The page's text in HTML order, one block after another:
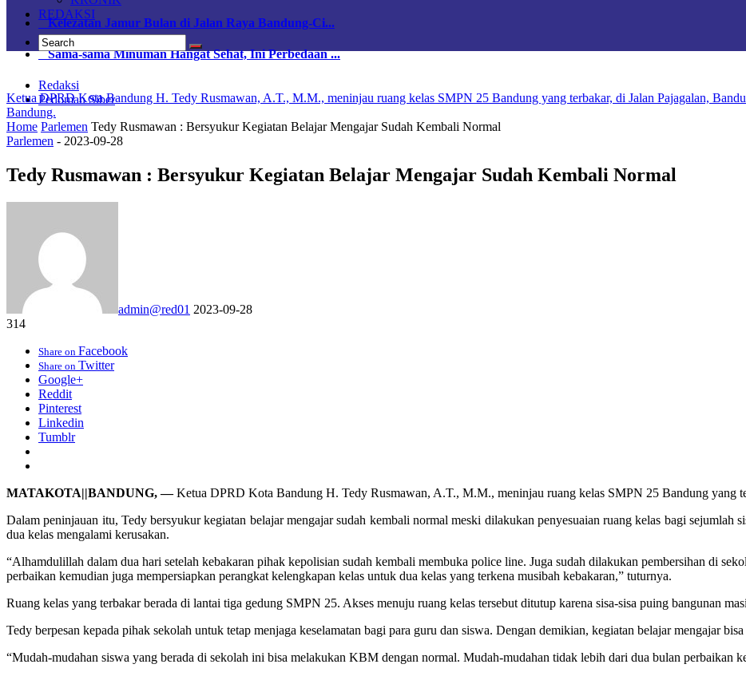
Kelezatan Jamur Bulan di Jalan Raya Bandung-Ci...
Sama-sama Minuman Hangat Sehat, Ini Perbedaan ...
Redaksi
Pedoman Siber
REDAKSI
Ketua DPRD Kota Bandung H. Tedy Rusmawan, A.T., M.M., meninjau ruang kelas SMPN 25 Bandung yang terbakar, di Jalan Pajagalan,
Bandung.
Home Parlemen Tedy Rusmawan : Bersyukur Kegiatan Belajar Mengajar Sudah Kembali Normal
Parlemen - 2023-09-28
Tedy Rusmawan : Bersyukur Kegiatan Belajar Mengajar Sudah Kembali Normal
admin@red01 2023-09-28
314
Share on Facebook
Share on Twitter
Google+
Reddit
Pinterest
Linkedin
Tumblr
MATAKOTA||BANDUNG, —Ketua DPRD Kota Bandung H. Tedy Rusmawan, A.T., M.M., meninjau ruang kelas SMPN 25 Bandung yang
Dalam peninjauan itu, Tedy bersyukur kegiatan belajar mengajar sudah kembali normal meski dilakukan penyesuaian ruang kelas bagi sejumlah
dua kelas mengalami kerusakan.
“Alhamdulillah dalam dua hari setelah kebakaran pihak kepolisian sudah kembali membuka police line. Juga sudah dilakukan pembersihan di
perbaikan kemudian juga mempersiapkan perangkat kelengkapan kelas untuk dua kelas yang terkena musibah kebakaran,” tuturnya.
Ruang kelas yang terbakar berada di lantai tiga gedung SMPN 25. Akses menuju ruang kelas tersebut ditutup karena sisa-sisa puing bangunan
Tedy berpesan kepada pihak sekolah untuk tetap menjaga keselamatan bagi para guru dan siswa. Dengan demikian, kegiatan belajar mengajar
“Mudah-mudahan siswa yang berada di sekolah ini bisa melakukan KBM dengan normal. Mudah-mudahan tidak lebih dari dua bulan perbaikan